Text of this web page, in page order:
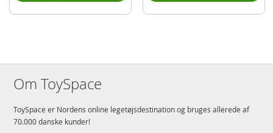
Om ToySpace
ToySpace er Nordens online legetøjsdestination og bruges allerede af
70.000 danske kunder!